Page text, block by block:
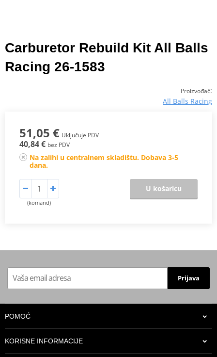
Carburetor Rebuild Kit All Balls
Racing 26-1583
Proizvođač:
All Balls Racing
51,05 € Uključuje PDV
40,84 € bez PDV
Na zalihi u centralnem skladištu. Dobava 3-5
dana.
(komand)
U košaricu
Prijava
POMOĆ
KORISNE INFORMACIJE